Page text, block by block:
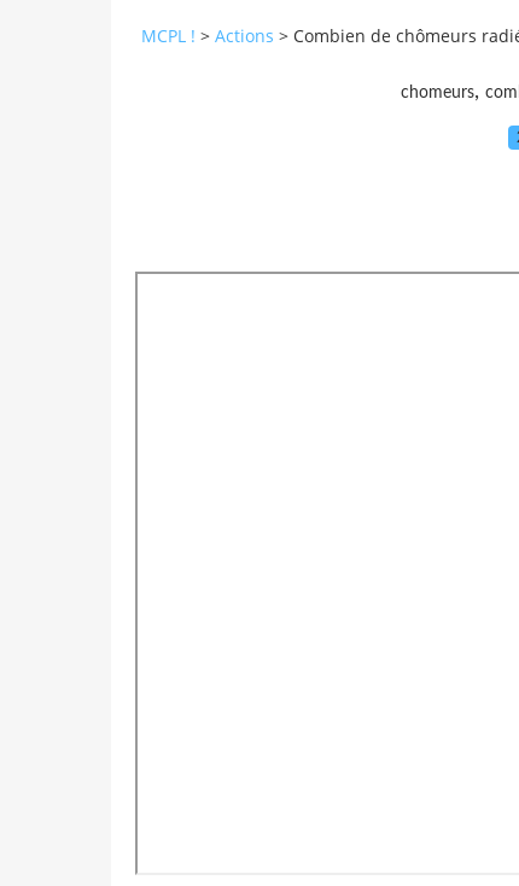
MCPL ! > Actions > Combien de chômeurs
chomeurs,